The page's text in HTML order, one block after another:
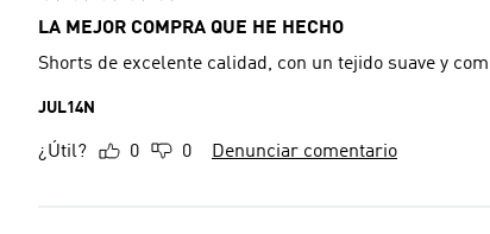
LA MEJOR COMPRA QUE HE HECHO
Shorts de excelente calidad, con un tejido suave y
JUL14N
¿Útil? 0 0 Denunciar comentario